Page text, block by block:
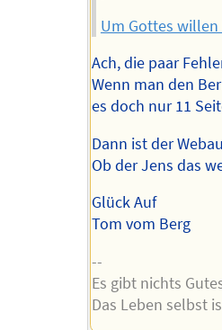
Um Gottes willen
Ach, die paar
Wenn man den
es doch nur 11
Dann ist der
Ob der Jens das
Glück Auf
Tom vom Berg
--
Es gibt nichts
Das Leben selbst